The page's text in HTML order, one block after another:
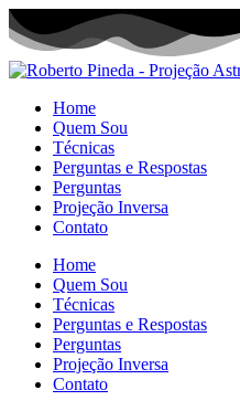
Home
Quem Sou
Técnicas
Perguntas e Respostas
Perguntas
Projeção Inversa
Contato
Home
Quem Sou
Técnicas
Perguntas e Respostas
Perguntas
Projeção Inversa
Contato